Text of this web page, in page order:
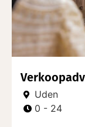
Uden
0 - 24